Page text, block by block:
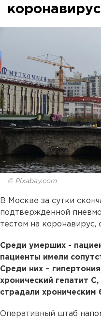
© Pixabay.com
В Москве за сутки
подтвержденной
тестом на
Среди умерших -
пациенты имели
Среди них –
хронический гепатит
страдали хроническим
Оперативный штаб